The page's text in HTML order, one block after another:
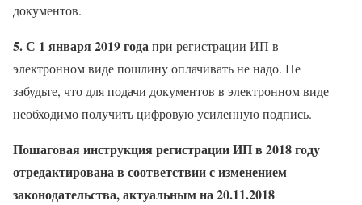
документов.
5. С 1 января 2019 года при регистрации ИП в
электронном виде пошлину оплачивать не надо. Не
забудьте, что для подачи документов в электронном виде
необходимо получить цифровую усиленную подпись.
Пошаговая инструкция регистрации ИП в 2018 году
отредактирована в соответствии с изменением
законодательства, актуальным на 20.11.2018